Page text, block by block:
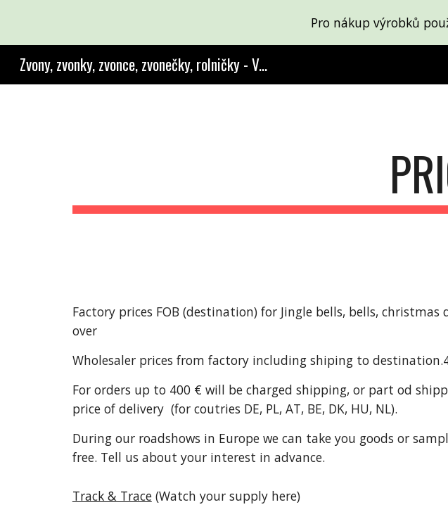
Skip to main content
Pro nákup výrobků
Zvony, zvonky, zvonce, zvonečky, rolničky - Výroba a prodej
Factory prices FOB (destination) for Jingle bells, bells,
over
Wholesaler prices from factory including shiping to
For orders up to 400 € will be charged shipping, or part od
price of delivery  (for coutries DE, PL, AT, BE, DK, HU, NL).
During our roadshows in Europe we can take you goods or
free. Tell us about your interest in advance.
Track & Trace (Watch your supply here)